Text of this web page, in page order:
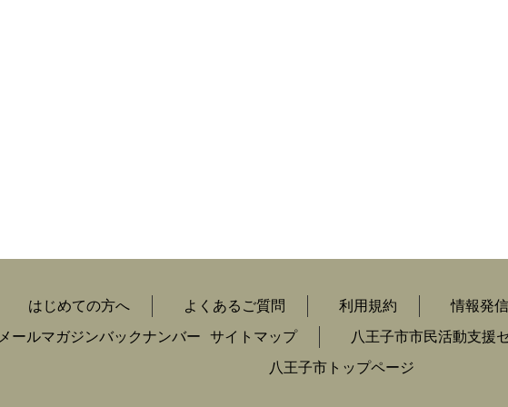
はじめての方へ よくあるご質問 利用規約
情報発
メールマガジンバックナンバー
サイトマップ
八王子市市民活動支援
八王子市トップページ